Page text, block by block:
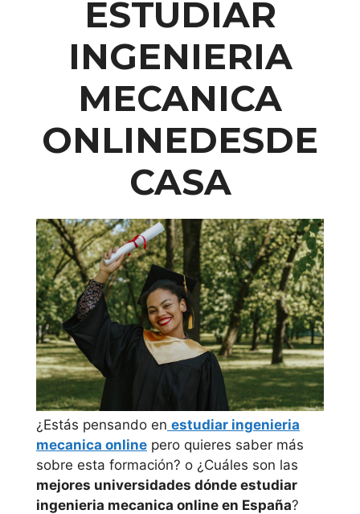
ESTUDIAR
INGENIERIA
MECANICA
ONLINEDESDE
CASA
¿Estás pensando en estudiar ingenieria
mecanica online pero quieres saber más
sobre esta formación? o ¿Cuáles son las
mejores universidades dónde estudiar
ingenieria mecanica online en España?